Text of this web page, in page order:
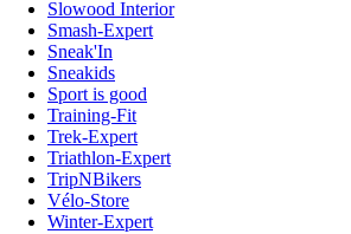
Slowood Interior
Smash-Expert
Sneak'In
Sneakids
Sport is good
Training-Fit
Trek-Expert
Triathlon-Expert
TripNBikers
Vélo-Store
Winter-Expert